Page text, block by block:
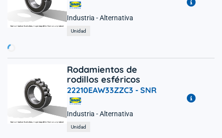
Industria - Alternativa
Unidad
Rodamientos de
rodillos esféricos
22210EAW33ZZC3 - SNR
Industria - Alternativa
Unidad